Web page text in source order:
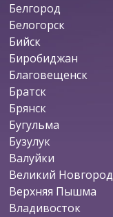
Белгород
Белогорск
Бийск
Биробиджан
Благовещенск
Братск
Брянск
Бугульма
Бузулук
Валуйки
Великий Новгород
Верхняя Пышма
Владивосток